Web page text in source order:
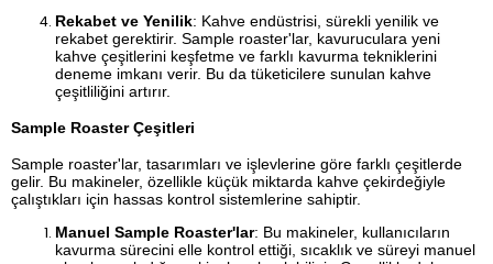
Rekabet ve Yenilik: Kahve endüstrisi, sürekli yenilik ve
rekabet gerektirir. Sample roaster'lar, kavuruculara yeni
kahve çeşitlerini keşfetme ve farklı kavurma tekniklerini
deneme imkanı verir. Bu da tüketicilere sunulan kahve
çeşitliliğini artırır.
Sample Roaster Çeşitleri
Sample roaster'lar, tasarımları ve işlevlerine göre farklı çeşitlerde
gelir. Bu makineler, özellikle küçük miktarda kahve çekirdeğiyle
çalıştıkları için hassas kontrol sistemlerine sahiptir.
Manuel Sample Roaster'lar: Bu makineler, kullanıcıların
kavurma sürecini elle kontrol ettiği, sıcaklık ve süreyi manuel